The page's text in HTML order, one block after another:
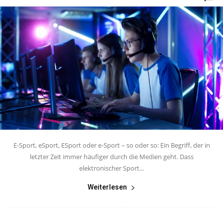
E-Sport, eSport, ESport oder e-Sport – so oder so: Ein Begriff, der in
letzter Zeit immer häufiger durch die Medien geht. Dass
elektronischer Sport...
Weiterlesen